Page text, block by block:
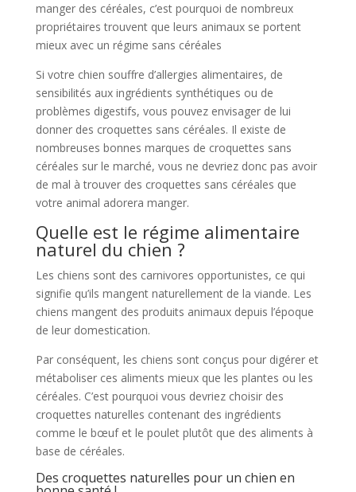
manger des céréales, c’est pourquoi de nombreux
propriétaires trouvent que leurs animaux se portent
mieux avec un régime sans céréales
Si votre chien souffre d’allergies alimentaires, de
sensibilités aux ingrédients synthétiques ou de
problèmes digestifs, vous pouvez envisager de lui
donner des croquettes sans céréales. Il existe de
nombreuses bonnes marques de croquettes sans
céréales sur le marché, vous ne devriez donc pas avoir
de mal à trouver des croquettes sans céréales que
votre animal adorera manger.
Quelle est le régime alimentaire
naturel du chien ?
Les chiens sont des carnivores opportunistes, ce qui
signifie qu’ils mangent naturellement de la viande. Les
chiens mangent des produits animaux depuis l’époque
de leur domestication.
Par conséquent, les chiens sont conçus pour digérer et
métaboliser ces aliments mieux que les plantes ou les
céréales. C’est pourquoi vous devriez choisir des
croquettes naturelles contenant des ingrédients
comme le bœuf et le poulet plutôt que des aliments à
base de céréales.
Des croquettes naturelles pour un chien en